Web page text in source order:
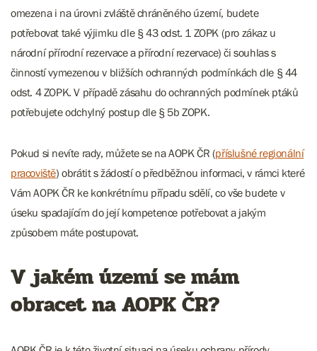
omezena i na úrovni zvláště chráněného území, budete
potřebovat také výjimku dle § 43 odst. 1 ZOPK (pro zákaz u
národní přírodní rezervace a přírodní rezervace) či souhlas s
činností vymezenou v bližších ochranných podmínkách dle § 44
odst. 4 ZOPK. V případě zásahu do ochranných podmínek ptáků
potřebujete odchylný postup dle § 5b ZOPK.
Pokud si nevíte rady, můžete se na AOPK ČR (příslušné regionální
pracoviště) obrátit s žádostí o předběžnou informaci, v rámci které
Vám AOPK ČR ke konkrétnímu případu sdělí, co vše budete v
úseku spadajícím do její kompetence potřebovat a jakým
způsobem máte postupovat.
V jakém území se mám
obracet na AOPK ČR?